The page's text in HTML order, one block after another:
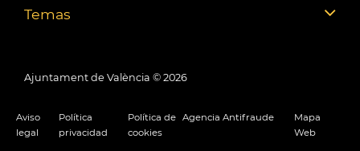
Temas
Ajuntament de València © 2026
Aviso
legal
Política
privacidad
Política de
cookies
Agencia Antifraude
Mapa
Web